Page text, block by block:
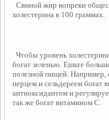
Свиной жир вопреки
холестерина в 100 граммах.
Чтобы уровень
богат зеленью. Ешьте
полезной пищей. Например,
перцем и сельдереем богат
антиоксидантом и
так же богат витамином С.